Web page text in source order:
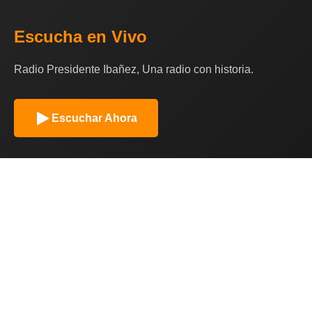
Escucha en Vivo
Radio Presidente Ibañez, Una radio con historia.
Escuchar Ahora